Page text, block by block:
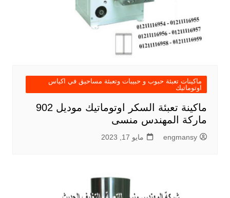
ماكينات تعبئة حبوب و حبيبات وتعبئة مساحيق في اكياس
اوتوماتيك
ماكينة تعبئة السكر اوتوماتيك موديل 902
ماركة المهندس منسى
engmansy مايو 17, 2023